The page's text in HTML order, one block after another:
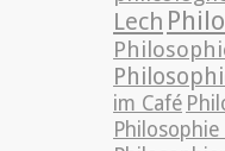
Lech
im Café